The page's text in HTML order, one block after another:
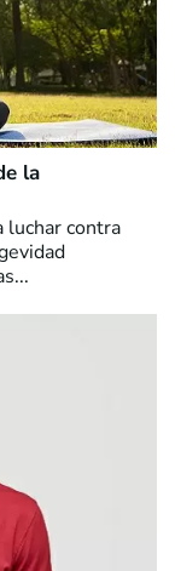
la
luchar contra